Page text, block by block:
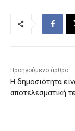
Προηγούμενο άρθρο
Η δημοσιότητα
αποτελεσματική